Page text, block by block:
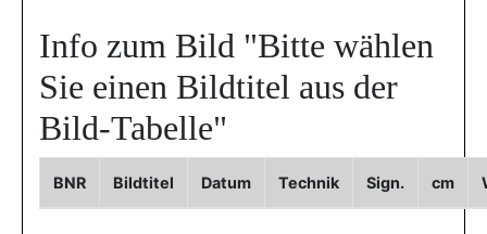
Info zum Bild "Bitte wählen
Sie einen Bildtitel aus der
Bild-Tabelle"
BNR Bildtitel Datum Technik Sign. cm